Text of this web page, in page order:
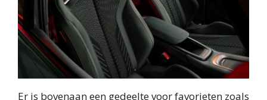
Er is bovenaan een gedeelte voor favorieten zoals